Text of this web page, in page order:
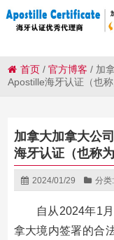
首页 /官方博客 / 加
Apostille海牙认证（也
加拿大加拿大公
海牙认证（也称
2024/01/29 分类:
自从2024年1
拿大境内签署的合